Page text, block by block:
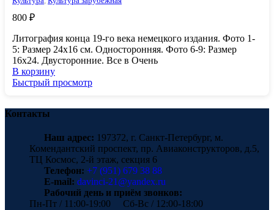
800 ₽
Литография конца 19-го века немецкого издания. Фото 1-
5: Размер 24х16 см. Односторонняя. Фото 6-9: Размер
16х24. Двусторонние. Все в Очень
В корзину
Быстрый просмотр
Контакты
Наш адрес: 197372, г. Санкт-Петербург, м.
Комендантский проспект, пр. Авиаконструкторов, д.5,
ТЦ Космос, 2-й этаж, секция 6
Телефон: +7 (951) 679 38 88
E-mail: davinci-21@yandex.ru
Рабочий день и приём звонков:
Пн-Пт / 11:00-19:00 Сб-Вс / 12:00-18:00